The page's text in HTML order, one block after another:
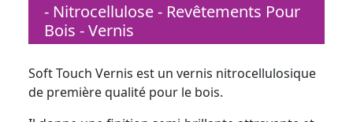
- Nitrocellulose - Revêtements Pour
Bois - Vernis
Soft Touch Vernis est un vernis nitrocellulosique
de première qualité pour le bois.